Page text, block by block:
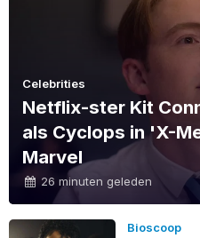
Celebrities
Netflix-ster Kit
als Cyclops in 'X-
Marvel
26 minuten geleden
Bioscoop